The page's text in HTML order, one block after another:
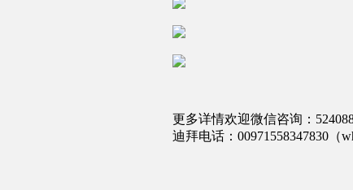
更多详情欢迎微信咨询：
迪拜电话：00971558347830（